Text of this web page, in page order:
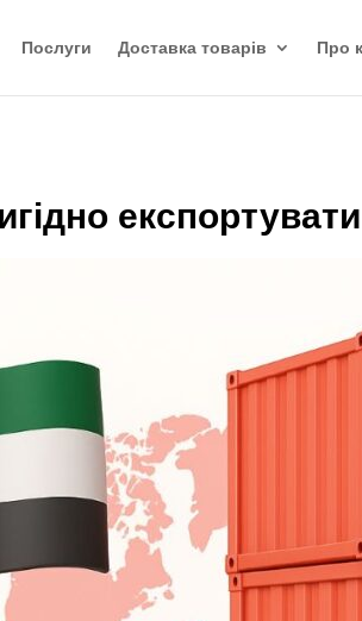
Послуги Доставка товарів Про